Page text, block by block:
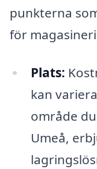
punkterna
för
Plats:
kan
område
Umeå,